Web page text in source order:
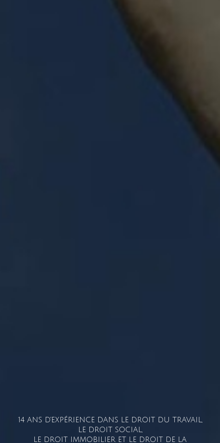
14 ANS D'EXPÉRIENCE DANS LE DROIT DU TRAVAIL,
LE DROIT SOCIAL,
LE DROIT IMMOBILIER ET LE DROIT DE LA